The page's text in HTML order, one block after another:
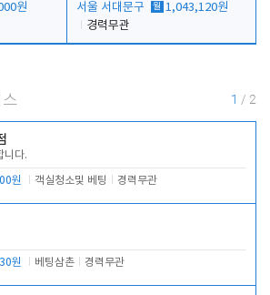
원
서울 서대문구
월 1,043,120원
경력무관
1 / 2
니다.
원 객실청소및 베팅 경력무관
원 베팅삼촌 경력무관